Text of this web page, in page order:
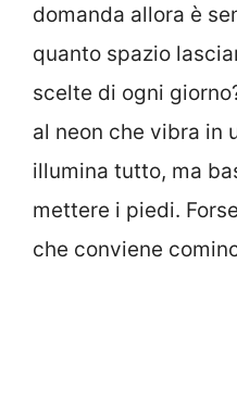
domanda allora è
quanto spazio
scelte di ogni
al neon che vibra in
illumina tutto, ma
mettere i piedi.
che conviene